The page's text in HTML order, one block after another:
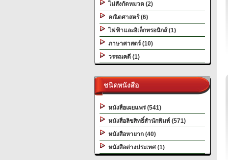
ไม่สังกัดหมวด (2)
คณิตศาสตร์ (6)
ไฟฟ้าและอิเล็กทรอนิกส์ (1)
ภาษาศาสตร์ (10)
วรรณคดี (1)
ชนิดหนังสือ
หนังสือเผยแพร่ (541)
หนังสือลิขสิทธิ์สำนักพิมพ์ (571)
หนังสือหายาก (40)
หนังสือต่างประเทศ (1)